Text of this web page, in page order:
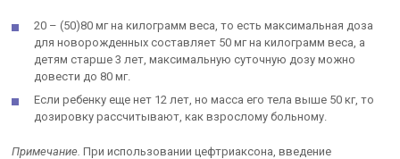
20 – (50)80 мг на килограмм веса, то есть максимальная доза
для новорожденных составляет 50 мг на килограмм веса, а
детям старше 3 лет, максимальную суточную дозу можно
довести до 80 мг.
Если ребенку еще нет 12 лет, но масса его тела выше 50 кг, то
дозировку рассчитывают, как взрослому больному.
Примечание. При использовании цефтриаксона, введение